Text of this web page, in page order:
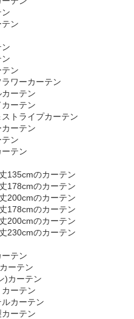
ン
ン
ラワーカーテン
ーテン
ーテン
トライプカーテン
ーテン
ン
テン
135cmのカーテン
178cmのカーテン
200cmのカーテン
178cmのカーテン
200cmのカーテン
230cmのカーテン
テン
ーテン
)カーテン
ーテン
カーテン
ーテン